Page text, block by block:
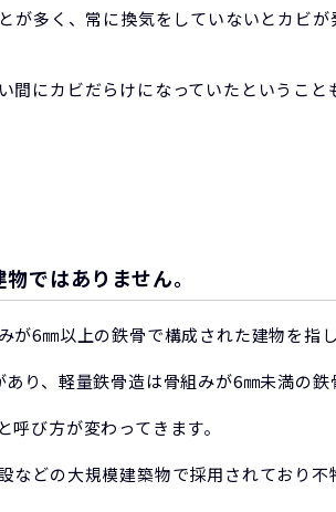
が多く、常に換気をしていないとカビ
にカビだらけになっていたということ
ではありません。
6㎜以上の鉄骨で構成された建物を指し
り、軽量鉄骨造は骨組みが6㎜未満の鉄
び方が変わってきます。
どの大規模建築物で採用されており不